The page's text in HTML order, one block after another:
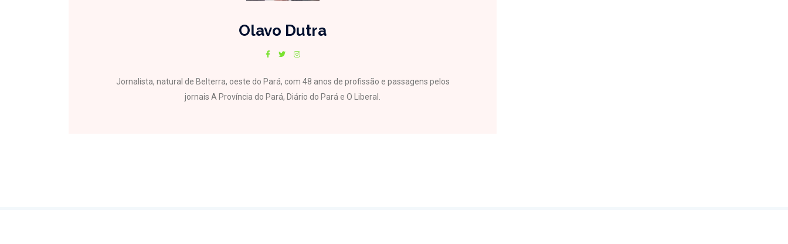
Olavo Dutra
Jornalista, natural de Belterra, oeste do Pará, com 48 anos de profissão e passagens pelos
jornais A Província do Pará, Diário do Pará e O Liberal.